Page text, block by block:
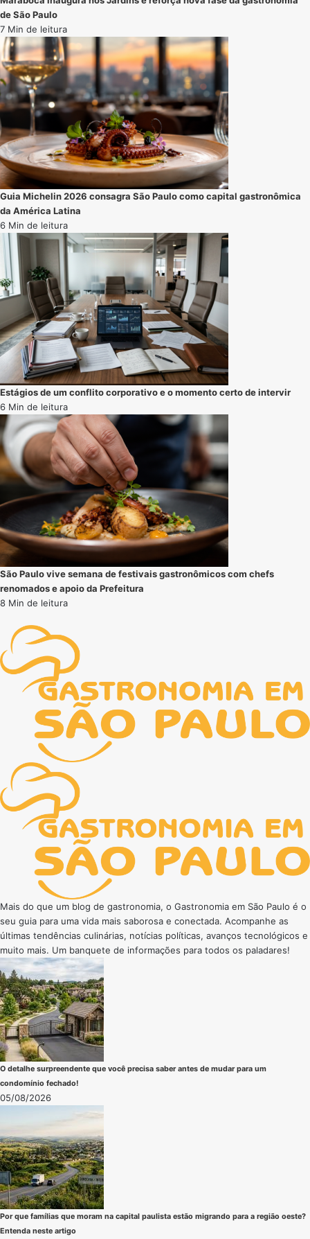
de São Paulo
7 Min de leitura
Guia Michelin 2026 consagra São Paulo como capital gastronômica
da América Latina
6 Min de leitura
Estágios de um conflito corporativo e o momento certo de intervir
6 Min de leitura
São Paulo vive semana de festivais gastronômicos com chefs
renomados e apoio da Prefeitura
8 Min de leitura
Mais do que um blog de gastronomia, o Gastronomia em São Paulo é o
seu guia para uma vida mais saborosa e conectada. Acompanhe as
últimas tendências culinárias, notícias políticas, avanços tecnológicos e
muito mais. Um banquete de informações para todos os paladares!
O detalhe surpreendente que você precisa saber antes de mudar para um
condomínio fechado!
05/08/2026
Por que famílias que moram na capital paulista estão migrando para a região oeste?
Entenda neste artigo